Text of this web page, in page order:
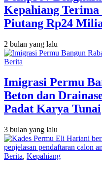
Kepahiang
Piutang Rp24
2 bulan yang lalu
Berita
Imigrasi Permu
Beton dan
Padat Karya Tunai
3 bulan yang lalu
Berita, Kepahiang